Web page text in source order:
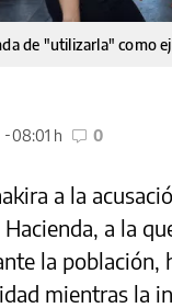
de "utilizarla" como
08:01 h 0
a la
a la
la población,
mientras la